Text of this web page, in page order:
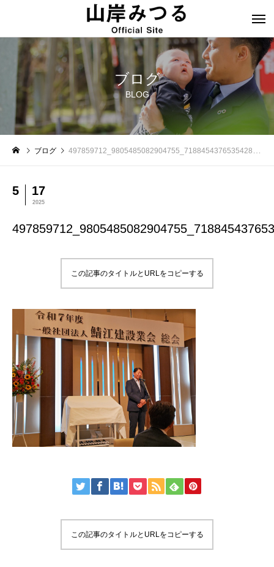
ブログ
BLOG
ブログ 497859712_9805485082904755_7188454376535428530_n
5 17
2025
この記事のタイトルとURLをコピーする
この記事のタイトルとURLをコピーする